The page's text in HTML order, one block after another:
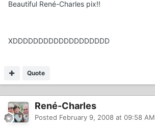
Beautiful René-Charles pix!!
XDDDDDDDDDDDDDDDDDDD
Quote
René-Charles
Posted February 9, 2008 at 09:58 AM